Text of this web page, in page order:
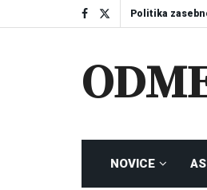
Politika
NOVICE